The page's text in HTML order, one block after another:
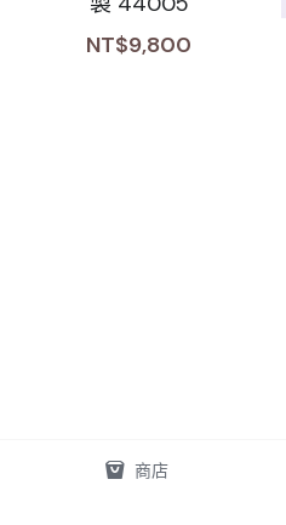
NT$9,800
商店